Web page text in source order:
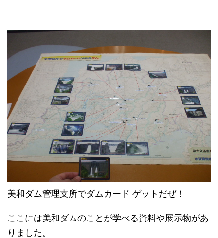
美和ダム管理支所でダムカード ゲットだぜ！
ここには美和ダムのことが学べる資料や展示物があ
りました。